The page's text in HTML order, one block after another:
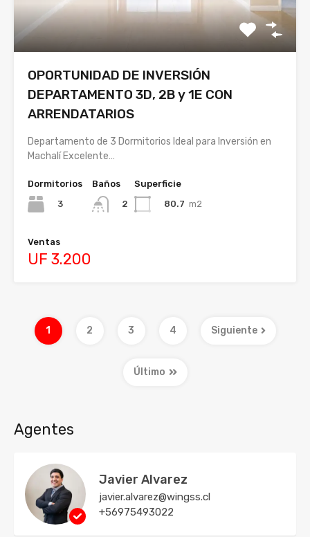
OPORTUNIDAD DE INVERSIÓN
DEPARTAMENTO 3D, 2B y 1E CON
ARRENDATARIOS
Departamento de 3 Dormitorios Ideal para Inversión en
Machalí Excelente…
Dormitorios
3
Baños
2
Superficie
80.7 m2
Ventas
UF 3.200
1 2 3 4 Siguiente
Último
Agentes
Javier Alvarez
javier.alvarez@wingss.cl
+56975493022